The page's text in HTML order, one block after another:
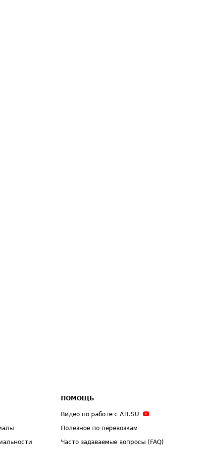
ПОМОЩЬ
Видео по работе с ATI.SU
Полезное по перевозкам
Часто задаваемые вопросы (FAQ)